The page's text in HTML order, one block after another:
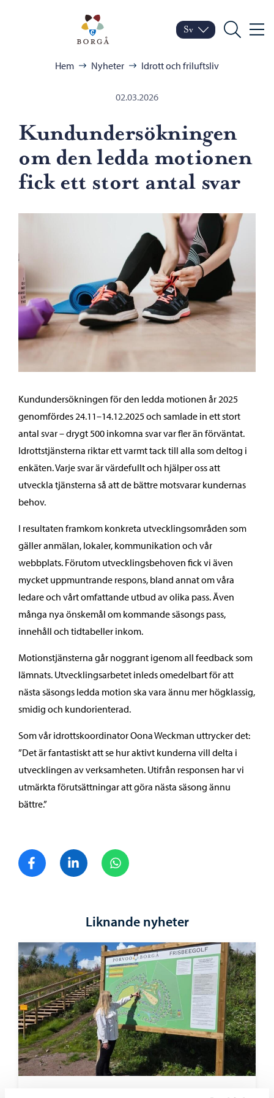
Porvoo – Gå till
Byt språk
Nuvarande språk:
Sv
Sök Meny
Hem Nyheter Idrott och friluftsliv
02.03.2026
Kundundersökningen
om den ledda motionen
fick ett stort antal svar
Kundundersökningen för den ledda motionen år 2025
genomfördes 24.11–14.12.2025 och samlade in ett stort
antal svar – drygt 500 inkomna svar var fler än förväntat.
Idrottstjänsterna riktar ett varmt tack till alla som deltog i
enkäten. Varje svar är värdefullt och hjälper oss att
utveckla tjänsterna så att de bättre motsvarar kundernas
behov.
I resultaten framkom konkreta utvecklingsområden som
gäller anmälan, lokaler, kommunikation och vår
webbplats. Förutom utvecklingsbehoven fick vi även
mycket uppmuntrande respons, bland annat om våra
ledare och vårt omfattande utbud av olika pass. Även
många nya önskemål om kommande säsongs pass,
innehåll och tidtabeller inkom.
Motionstjänsterna går noggrant igenom all feedback som
lämnats. Utvecklingsarbetet inleds omedelbart för att
nästa säsongs ledda motion ska vara ännu mer högklassig,
smidig och kundorienterad.
Som vår idrottskoordinator Oona Weckman uttrycker det:
”Det är fantastiskt att se hur aktivt kunderna vill delta i
utvecklingen av verksamheten. Utifrån responsen har vi
utmärkta förutsättningar att göra nästa säsong ännu
bättre.”
Dela på FacebookDela på LinkedIn
Liknande nyheter